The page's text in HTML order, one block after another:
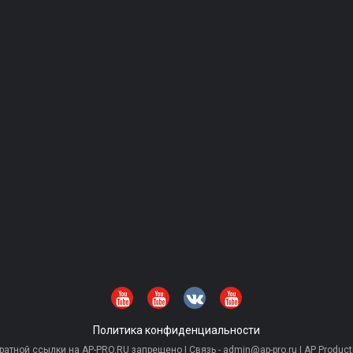
Политика конфиденциальности
ссылки на AP-PRO.RU запрещено | Связь - admin@ap-pro.ru | AP